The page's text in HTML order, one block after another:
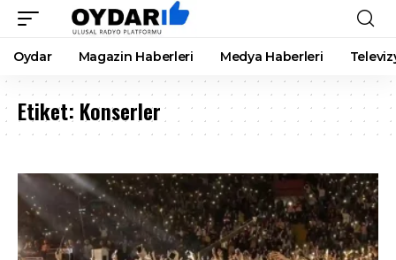
Oydar Magazin Haberleri Medya Haberleri
Etiket: Konserler